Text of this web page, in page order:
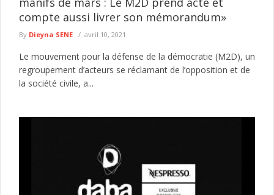
compte aussi livrer son mémorandum»
By Dieyna SENE avril 10, 2021
Le mouvement pour la défense de la démocratie (M2D), un
regroupement d’acteurs se réclamant de l’opposition et de
la société civile, a...